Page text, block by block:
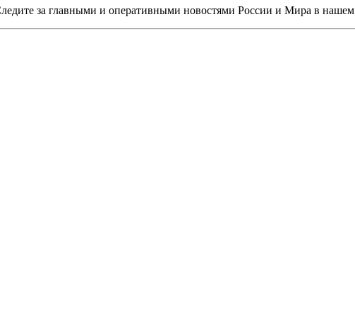
за главными и оперативными новостями России и Мира в нашем